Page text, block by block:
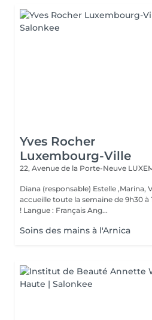
Yves Rocher
Luxembourg-Ville
22, Avenue de la Porte-Neuve
Diana (responsable) Estelle ,Marina,
accueille toute la semaine de 9h30
! Langue : Français Ang...
Soins des mains à l'Arnica